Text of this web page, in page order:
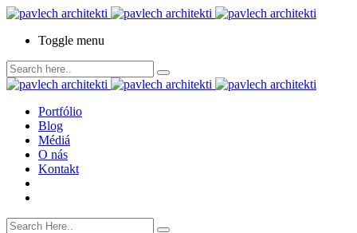
Toggle menu
Portfólio
Blog
Médiá
O nás
Kontakt